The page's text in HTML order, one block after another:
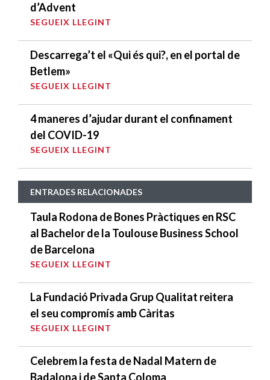
d’Advent
SEGUEIX LLEGINT
Descarrega’t el «Qui és qui?, en el portal de
Betlem»
SEGUEIX LLEGINT
4 maneres d’ajudar durant el confinament
del COVID-19
SEGUEIX LLEGINT
ENTRADES RELACIONADES
Taula Rodona de Bones Pràctiques en RSC
al Bachelor de la Toulouse Business School
de Barcelona
SEGUEIX LLEGINT
La Fundació Privada Grup Qualitat reitera
el seu compromís amb Càritas
SEGUEIX LLEGINT
Celebrem la festa de Nadal Matern de
Badalona i de Santa Coloma